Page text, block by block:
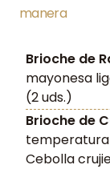
manera
Brioche de
mayonesa
(2 uds.)
Brioche de
temperatura
Cebolla